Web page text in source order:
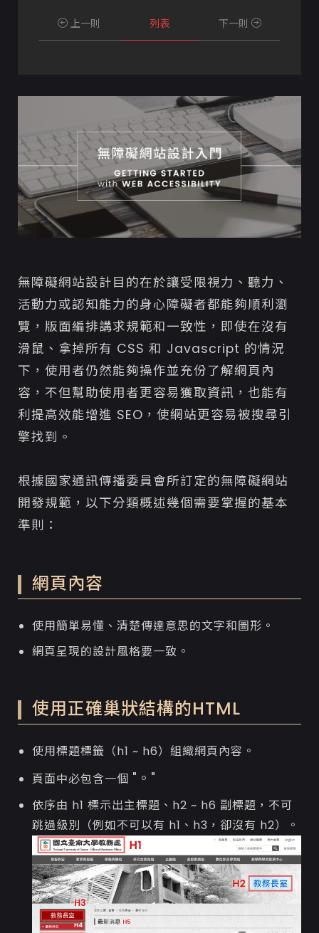
表單欄位快速鍵
選單
上一則 列表 下一則
無障礙網站設計目的在於讓受限視力、聽力、
活動力或認知能力的身心障礙者都能夠順利瀏
覽，版面編排講求規範和一致性，即使在沒有
滑鼠、拿掉所有 CSS 和 Javascript 的情況
下，使用者仍然能夠操作並充份了解網頁內
容，不但幫助使用者更容易獲取資訊，也能有
利提高效能增進 SEO，使網站更容易被搜尋引
擎找到。
根據國家通訊傳播委員會所訂定的無障礙網站
開發規範，以下分類概述幾個需要掌握的基本
準則：
網頁內容
使用簡單易懂、清楚傳達意思的文字和圖形。
網頁呈現的設計風格要一致。
使用正確巢狀結構的HTML
使用標題標籤（h1 ~ h6）組織網頁內容。
頁面中必包含一個 "。"
依序由 h1 標示出主標題、h2 ~ h6 副標題，不可
跳過級別（例如不可以有 h1、h3，卻沒有 h2）。